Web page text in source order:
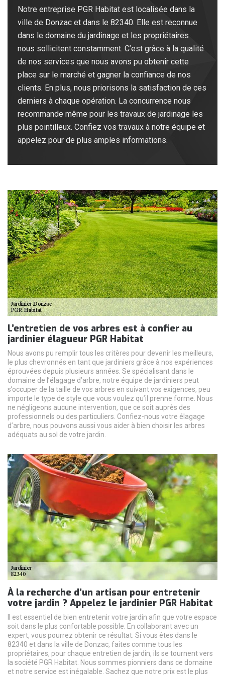
Notre entreprise PGR Habitat est localisée dans la
ville de Donzac et dans le 82340. Elle est reconnue
dans le domaine du jardinage et les propriétaires
nous sollicitent constamment. C’est grâce à la qualité
de nos services que nous avons pu obtenir cette
place sur le marché et gagner la confiance de nos
clients. En plus, nous priorisons la satisfaction de ces
derniers à chaque opération. La concurrence nous
recommande même pour les travaux de jardinage les
plus pointilleux. Confiez vos travaux à notre équipe et
appelez pour de plus amples informations.
L’entretien de vos arbres est à confier au
jardinier élagueur PGR Habitat
Nous avons pu remplir tous les critères pour devenir les meilleurs,
le plus chevronnés en tant que jardiniers grâce à nos expériences
éprouvées depuis plusieurs années. Se spécialisant dans le
domaine de l’élagage d’arbre, notre équipe de jardiniers peut
s’occuper de la taille de vos arbres en suivant vos exigences, peu
importe le type de style que vous voulez qu’il prenne forme. Nous
ne négligeons aucune intervention, que ce soit auprès des
professionnels ou des particuliers. Confiez-nous votre élagage
d’arbre, nous pouvons aussi vous aider à bien choisir les arbres
adéquats au sol de votre jardin.
À la recherche d’un artisan pour entretenir
votre jardin ? Appelez le jardinier PGR Habitat
Il est essentiel de bien entretenir votre jardin afin que votre espace
soit dans le plus confortable possible. En collaborant avec un
expert, vous pourrez obtenir ce résultat. Si vous êtes dans le
82340 et dans la ville de Donzac, faites comme tous les
propriétaires, pour chaque entretien de jardin, ils se tournent vers
la société PGR Habitat. Nous sommes pionniers dans ce domaine
et notre service est inégalable. Sachez que notre prix est le plus